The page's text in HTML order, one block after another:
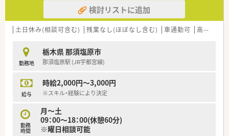
■未経験・ブランクのある方でも安心のサポート体制有り。お気
軽にご相談ください。
■薬剤師の人数が充実しているため一人当たりの業務負担が軽
減され、ヘルプ体制もしっかりと整備されています。
■小規模な法人ならではのスタッフ同士の仲の良さがあり、困っ
■幅広い年代のスタッフが活躍しており、お互いを尊重し合いな
がらチームワークを大切にして業務に取り組んでいます。
検討リストに追加
土日休み(相談可含む) 残業なし(ほぼなし含む) 車通勤可 高時給(2,500円以上)
勤務地
栃木県 那須塩原市
那須塩原駅 (JR宇都宮線)
給与
時給2,000円～3,000円
※スキル・経験により決定
勤務
時間
月～土
09：00～18：00(休憩60分)
※曜日相談可能